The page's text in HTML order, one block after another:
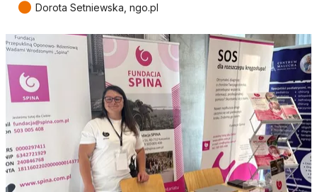
● Dorota Setniewska, ngo.pl